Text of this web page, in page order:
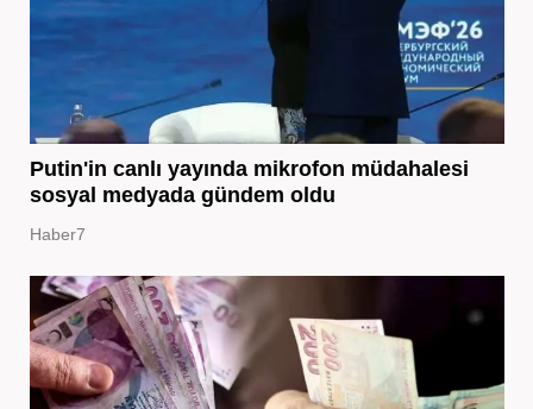
Putin'in canlı yayında mikrofon müdahalesi
sosyal medyada gündem oldu
Haber7